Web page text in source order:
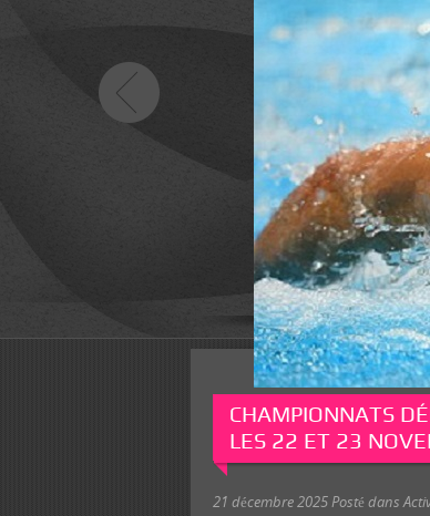
CHAMPIONNATS
LES 22 ET 23
21 décembre 2025Posté dans